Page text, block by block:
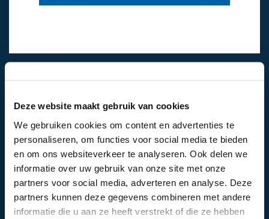
Deze website maakt gebruik van cookies
We gebruiken cookies om content en advertenties te
personaliseren, om functies voor social media te bieden
en om ons websiteverkeer te analyseren. Ook delen we
informatie over uw gebruik van onze site met onze
partners voor social media, adverteren en analyse. Deze
partners kunnen deze gegevens combineren met andere
informatie die u aan ze heeft verstrekt of die ze hebben
024-6492811 Mail ons
Volg ons op: